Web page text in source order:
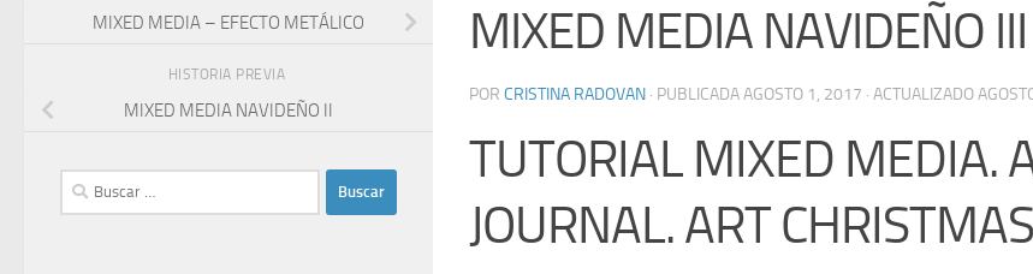
MIXED MEDIA NAVIDEÑO III
POR CRISTINA RADOVAN · PUBLICADAAGOSTO 1, 2017 · ACTUALIZADO
TUTORIAL MIXED MEDIA.
JOURNAL. ART
MIXED MEDIA – EFECTO METÁLICO
HISTORIA PREVIA
MIXED MEDIA NAVIDEÑO II
Buscar: